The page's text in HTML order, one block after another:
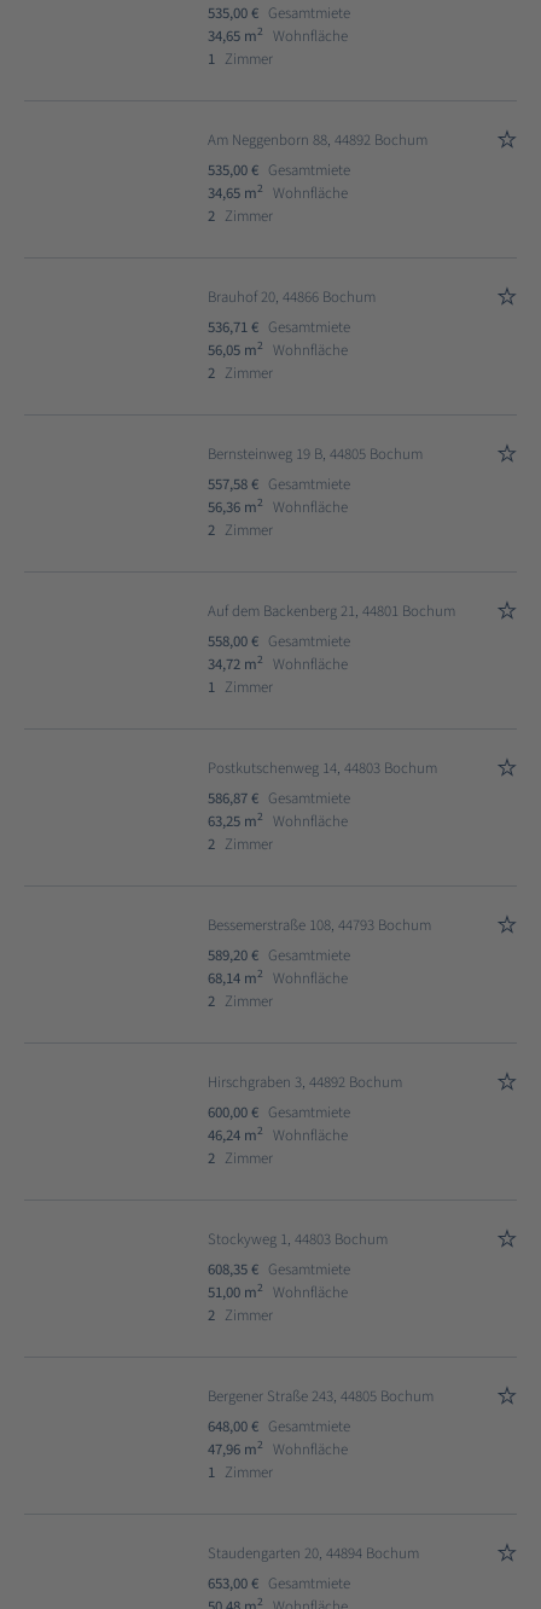
535,00 € Gesamtmiete
34,65 m2
Wohnfläche
1 Zimmer
Am Neggenborn 88, 44892 Bochum
535,00 € Gesamtmiete
34,65 m2
Wohnfläche
2 Zimmer
Brauhof 20, 44866 Bochum
536,71 € Gesamtmiete
56,05 m2
Wohnfläche
2 Zimmer
Bernsteinweg 19 B, 44805 Bochum
557,58 € Gesamtmiete
56,36 m2
Wohnfläche
2 Zimmer
Auf dem Backenberg 21, 44801 Bochum
558,00 € Gesamtmiete
34,72 m2
Wohnfläche
1 Zimmer
Postkutschenweg 14, 44803 Bochum
586,87 € Gesamtmiete
63,25 m2
Wohnfläche
2 Zimmer
Bessemerstraße 108, 44793 Bochum
589,20 € Gesamtmiete
68,14 m2
Wohnfläche
2 Zimmer
Hirschgraben 3, 44892 Bochum
600,00 € Gesamtmiete
46,24 m2
Wohnfläche
2 Zimmer
Stockyweg 1, 44803 Bochum
608,35 € Gesamtmiete
51,00 m2
Wohnfläche
2 Zimmer
Bergener Straße 243, 44805 Bochum
648,00 € Gesamtmiete
47,96 m2
Wohnfläche
1 Zimmer
Staudengarten 20, 44894 Bochum
653,00 € Gesamtmiete
2